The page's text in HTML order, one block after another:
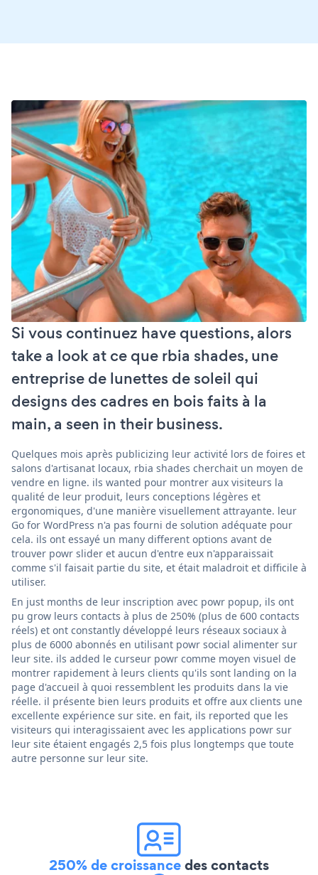
Si vous continuez have questions, alors
take a look at ce que rbia shades, une
entreprise de lunettes de soleil qui
designs des cadres en bois faits à la
main, a seen in their business.
Quelques mois après publicizing leur activité lors de foires et
salons d'artisanat locaux, rbia shades cherchait un moyen de
vendre en ligne. ils wanted pour montrer aux visiteurs la
qualité de leur produit, leurs conceptions légères et
ergonomiques, d'une manière visuellement attrayante. leur
Go for WordPress n'a pas fourni de solution adéquate pour
cela. ils ont essayé un many different options avant de
trouver powr slider et aucun d'entre eux n'apparaissait
comme s'il faisait partie du site, et était maladroit et difficile à
utiliser.
En just months de leur inscription avec powr popup, ils ont
pu grow leurs contacts à plus de 250% (plus de 600 contacts
réels) et ont constantly développé leurs réseaux sociaux à
plus de 6000 abonnés en utilisant powr social alimenter sur
leur site. ils added le curseur powr comme moyen visuel de
montrer rapidement à leurs clients qu'ils sont landing on la
page d'accueil à quoi ressemblent les produits dans la vie
réelle. il présente bien leurs produits et offre aux clients une
excellente expérience sur site. en fait, ils reported que les
visiteurs qui interagissaient avec les applications powr sur
leur site étaient engagés 2,5 fois plus longtemps que toute
autre personne sur leur site.
250% de croissancedes contacts